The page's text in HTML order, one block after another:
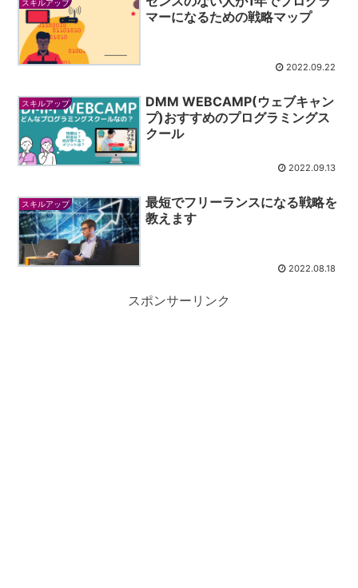
スキルアップ
マーになるための戦略マップ
2022.09.22
スキルアップ
DMM WEBCAMP(ウェブキャン
プ)おすすめのプログラミングス
クール
2022.09.13
スキルアップ
最短でフリーランスになる戦略を
教えます
2022.08.18
スポンサーリンク